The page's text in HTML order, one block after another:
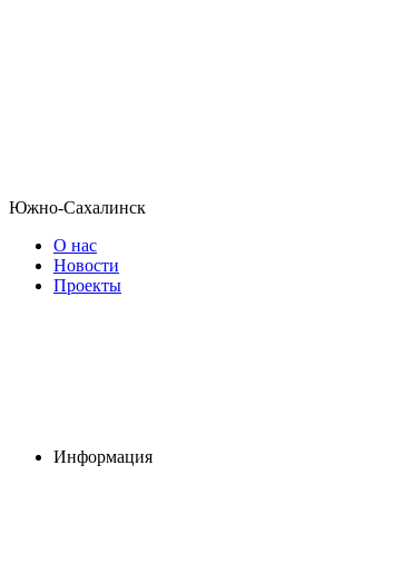
Южно-Сахалинск
О нас
Новости
Проекты
Информация